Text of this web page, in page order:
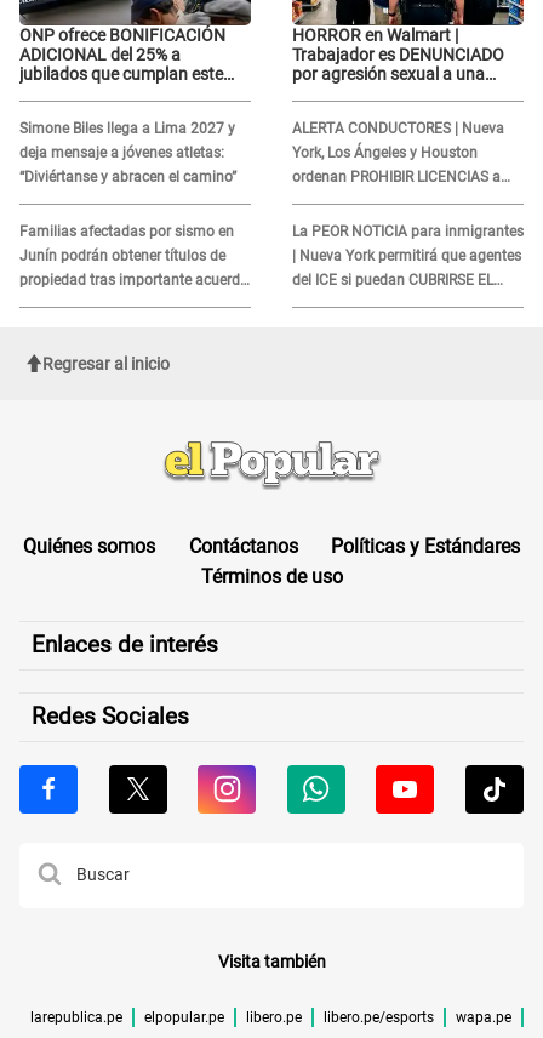
ONP ofrece BONIFICACIÓN
ADICIONAL del 25% a
jubilados que cumplan este
Simone Biles llega a Lima 2027 y
deja mensaje a jóvenes atletas:
“Diviértanse y abracen el camino”
Familias afectadas por sismo en
Junín podrán obtener títulos de
propiedad tras importante acuerdo
de Cofopri
HORROR en Walmart |
Trabajador es DENUNCIADO
por agresión sexual a una
ALERTA CONDUCTORES | Nueva
York, Los Ángeles y Houston
ordenan PROHIBIR LICENCIAS a
quienes no presenten ESTE
DOCUMENTO
La PEOR NOTICIA para inmigrantes
| Nueva York permitirá que agentes
del ICE si puedan CUBRIRSE EL
ROSTRO
Regresar al inicio
Quiénes somos Contáctanos
Políticas y Estándares
Términos de uso
Enlaces de interés
Redes Sociales
Visita también
larepublica.pe elpopular.pe libero.pe libero.pe/esports wapa.pe